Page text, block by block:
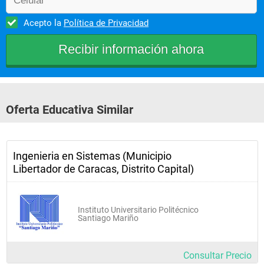
-Investigaci6n de Operaciones I
Acepto la Política de Privacidad
Oferta Educativa Similar
Ingenieria en Sistemas (Municipio
Libertador de Caracas, Distrito Capital)
Instituto Universitario Politécnico
Santiago Mariño
Consultar Precio